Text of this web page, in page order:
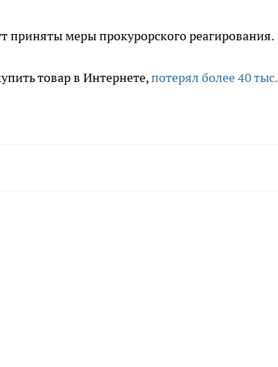
приняты меры прокурорского реагирования.
товар в Интернете,потерял более 40 тыс.